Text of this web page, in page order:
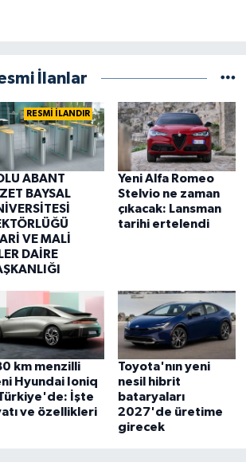
İlanlar
RESMİ İLANDIR
ABANT
BAYSAL
VE MALİ
DAİRE
Yeni Alfa Romeo
Stelvio ne zaman
çıkacak: Lansman
tarihi ertelendi
km menzilli
Hyundai Ioniq
İşte
ve özellikleri
Toyota'nın yeni
nesil hibrit
bataryaları
2027'de üretime
girecek